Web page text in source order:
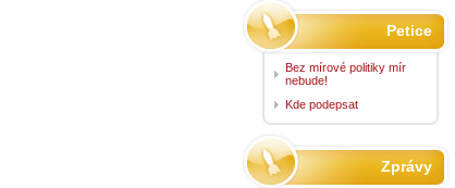
Petice
Bez mírové politiky mír
nebude!
Kde podepsat
Zprávy